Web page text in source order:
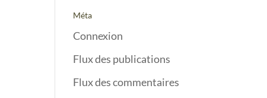
Méta
Connexion
Flux des publications
Flux des commentaires